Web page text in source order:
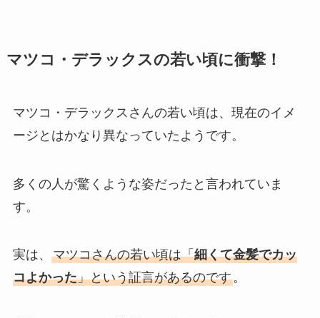
マツコ・デラックスの若い頃に衝撃！
マツコ・デラックスさんの若い頃は、現在のイメ
ージとはかなり異なっていたようです。
多くの人が驚くような姿だったと言われていま
す。
実は、 マツコさんの若い頃は「細くて金髪でカッ
コよかった」という証言があるのです。